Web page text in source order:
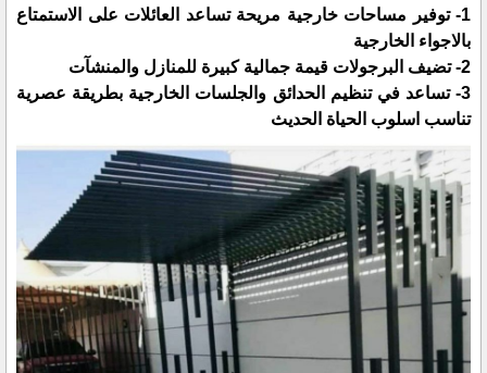
1- توفير مساحات خارجية مريحة تساعد العائلات على الاستمتاع
بالاجواء الخارجية
2- تضيف البرجولات قيمة جمالية كبيرة للمنازل والمنشآت
3- تساعد في تنظيم الحدائق والجلسات الخارجية بطريقة عصرية
تناسب اسلوب الحياة الحديث